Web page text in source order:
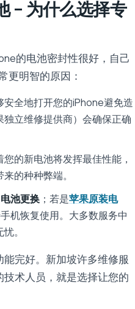
– 为什么选择专
的电池密封性很好，自己
更明智的原因：
全地打开您的iPhone避免造
立维修提供商）会确保正确
的新电池将发挥最佳性能，
的种种弊端。
池更换 ；若是苹果原装电
机恢复使用。大多数服务中
。
完好。新加坡许多维修服
术人员，就是选择让您的